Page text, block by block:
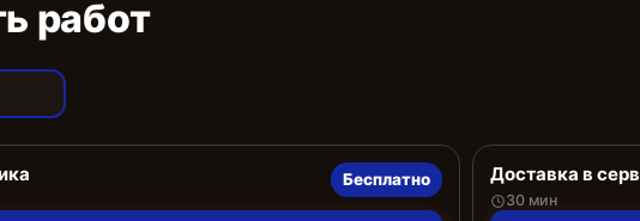
работ
Бесплатно Доставка в
30 мин